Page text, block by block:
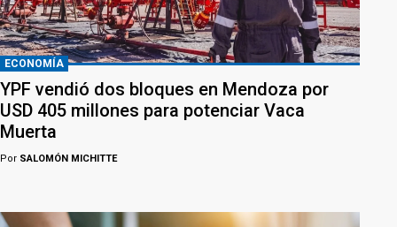
ECONOMÍA
YPF vendió dos bloques en Mendoza por
USD 405 millones para potenciar Vaca
Muerta
Por SALOMÓN MICHITTE